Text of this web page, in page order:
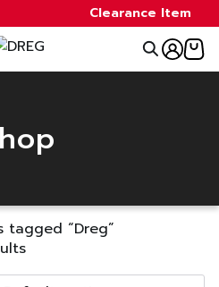
Clearance Item
tagged “Dreg”